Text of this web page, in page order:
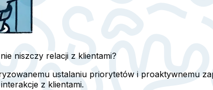
niszczy relacji z klientami?
ustalaniu priorytetów i proaktywnemu
z klientami.